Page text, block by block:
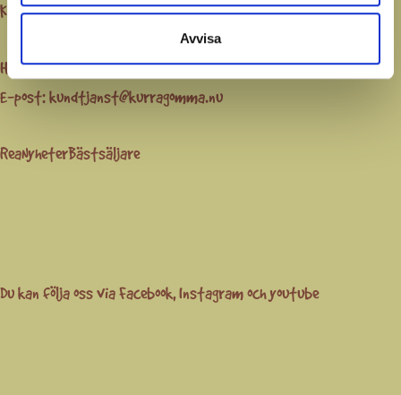
Avvisa
KöpvillkorFrågor och svarGDPRFörskola / B2BOm oss
Hindås Stationsväg 57438 53 Hindås
E-post:kundtjanst@kurragomma.nu
ReaNyheterBästsäljare
Du kan följa oss viaFacebook,Instagramochyoutube